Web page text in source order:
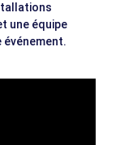
une équipe